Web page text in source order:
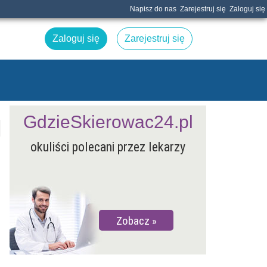
Napisz do nas Zarejestruj się Zaloguj się
Zaloguj się Zarejestruj się
okuliści polecani przez lekarzy
Zobacz
GdzieSkierowac24.pl